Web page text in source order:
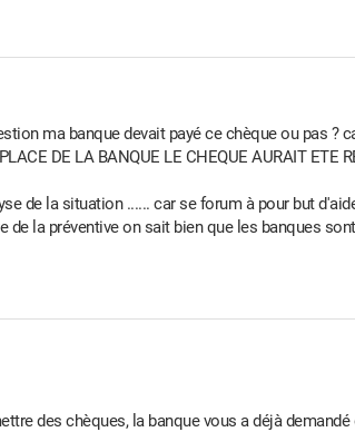
ma banque devait payé ce chèque ou pas ?
DE LA BANQUE LE CHEQUE AURAIT ETE
de la situation ...... car se forum à pour but
de la préventive on sait bien que les banques
des chèques, la banque vous a déjà